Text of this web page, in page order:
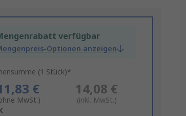
verfügbar
Optionen anzeigen
(1 Stück)*
€
MwSt.)
14,08 €
(inkl. MwSt.)